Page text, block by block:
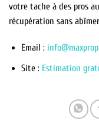
votre tache à des pros
récupération sans
Email :
Site : Estimation